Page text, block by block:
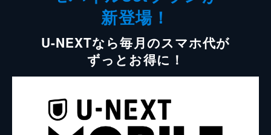
新登場！
U-NEXTなら毎月のスマホ代が
ずっとお得に！